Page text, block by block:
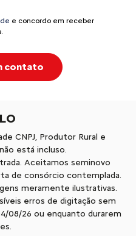
e concordo em receber
contato
CNPJ, Produtor Rural e
está incluso.
Aceitamos seminovo
de consórcio contemplada.
meramente ilustrativas.
erros de digitação sem
08/26 ou enquanto durarem